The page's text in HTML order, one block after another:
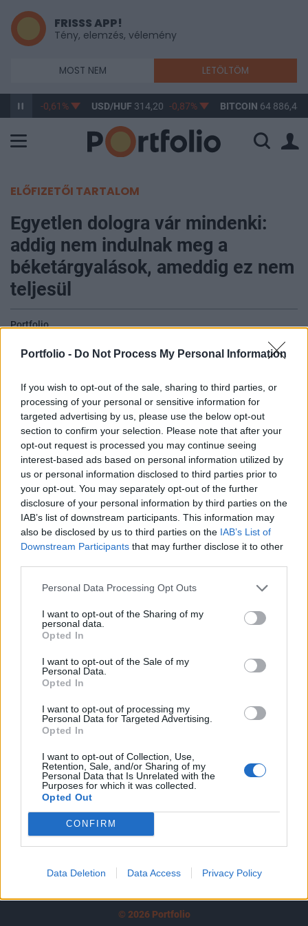
Portfolio - Do Not Process My Personal Information
If you wish to opt-out of the sale, sharing to third parties, or
processing of your personal or sensitive information for
targeted advertising by us, please use the below opt-out
section to confirm your selection. Please note that after your
opt-out request is processed you may continue seeing
interest-based ads based on personal information utilized by
us or personal information disclosed to third parties prior to
your opt-out. You may separately opt-out of the further
disclosure of your personal information by third parties on the
IAB’s list of downstream participants. This information may
also be disclosed by us to third parties on the IAB’s List of
Downstream Participants that may further disclose it to other
Personal Data Processing Opt Outs
I want to opt-out of the Sharing of my
personal data.
Opted In
I want to opt-out of the Sale of my
Personal Data.
Opted In
I want to opt-out of processing my
Personal Data for Targeted Advertising.
Opted In
I want to opt-out of Collection, Use,
Retention, Sale, and/or Sharing of my
Personal Data that Is Unrelated with the
Purposes for which it was collected.
Opted Out
CONFIRM
Data Deletion Data Access Privacy Policy
FRISSS APP!
Tény, elemzés, vélemény
MOST NEM LETÖLTÖM
363,17 -0,61% USD/HUF 314,20 -0,87% BITCOIN 64 886,48
ELŐFIZETŐI TARTALOM
Egyetlen dologra vár mindenki:
addig nem indulnak meg a
béketárgyalások, ameddig ez nem
teljesül
Portfolio
értesüléseket hozott nyilvánosságra az amerikai-
iráni tárgyalásokról.
Várni kell az iráni küldöttség érkezésére Pakisztánban,
mivel kötik magukat ahhoz, hogy a tárgyalásokat csak
abban az esetben kezdik el, amikor Izrael leállítja a
támadásokat Libanon ellen. A küldöttség még nem érkezett
meg, és a tárgyalások lehetetlenek, ha Izrael folytatja a
Libanon elleni támadásait – nyilatkozta a lapnak egy, az
eseményeket jól ismerő iráni forrás....
KEDVES OLVASÓNK!
A keresett cikk a portfolio.hu hírarchívumához
tartozik, melynek olvasása előfizetéses
regisztrációhoz kötött.
Az előfizetés a következőket tartalmazza:
Portfolio.hu teljes cikkarchívum
Kötéslisták: BÉT elmúlt 2 év napon belüli
kötéslistái
Előfizetés
MÁR ELŐFIZETŐNK VAGY?
© 2026 Portfolio